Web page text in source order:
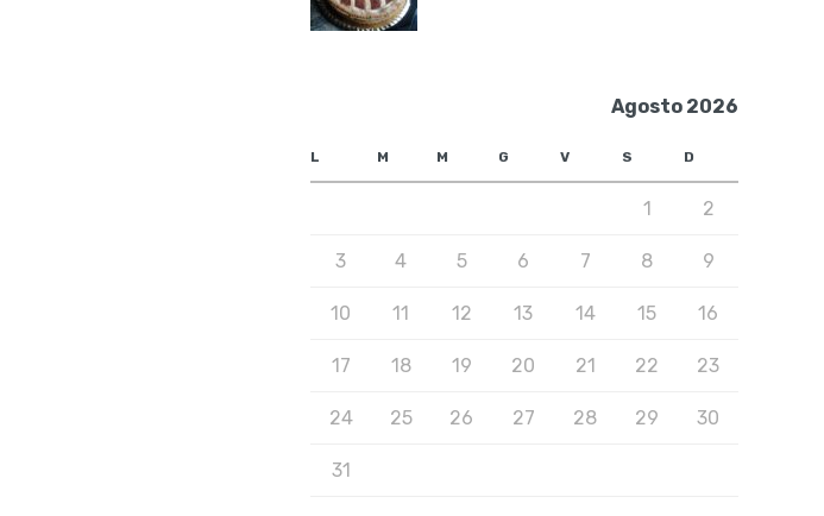
Agosto 2026
L M M G V S D
1 2
3 4 5 6 7 8 9
10 11 12 13 14 15 16
17 18 19 20 21 22 23
24 25 26 27 28 29 30
31